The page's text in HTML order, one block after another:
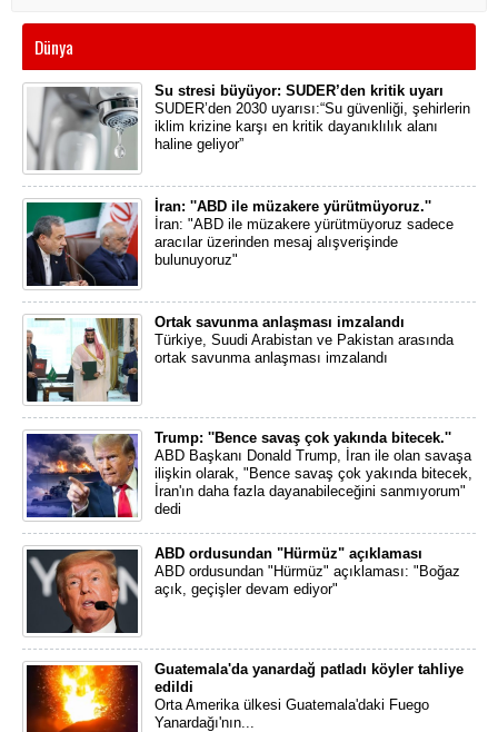
Dünya
Su stresi büyüyor: SUDER’den kritik uyarı
SUDER’den 2030 uyarısı:“Su güvenliği, şehirlerin
iklim krizine karşı en kritik dayanıklılık alanı
haline geliyor”
İran: ''ABD ile müzakere yürütmüyoruz.''
İran: "ABD ile müzakere yürütmüyoruz sadece
aracılar üzerinden mesaj alışverişinde
bulunuyoruz"
Ortak savunma anlaşması imzalandı
Türkiye, Suudi Arabistan ve Pakistan arasında
ortak savunma anlaşması imzalandı
Trump: ''Bence savaş çok yakında bitecek.''
ABD Başkanı Donald Trump, İran ile olan savaşa
ilişkin olarak, "Bence savaş çok yakında bitecek,
İran'ın daha fazla dayanabileceğini sanmıyorum"
dedi
ABD ordusundan "Hürmüz" açıklaması
ABD ordusundan "Hürmüz" açıklaması: "Boğaz
açık, geçişler devam ediyor"
Guatemala'da yanardağ patladı köyler tahliye
edildi
Orta Amerika ülkesi Guatemala'daki Fuego
Yanardağı'nın...